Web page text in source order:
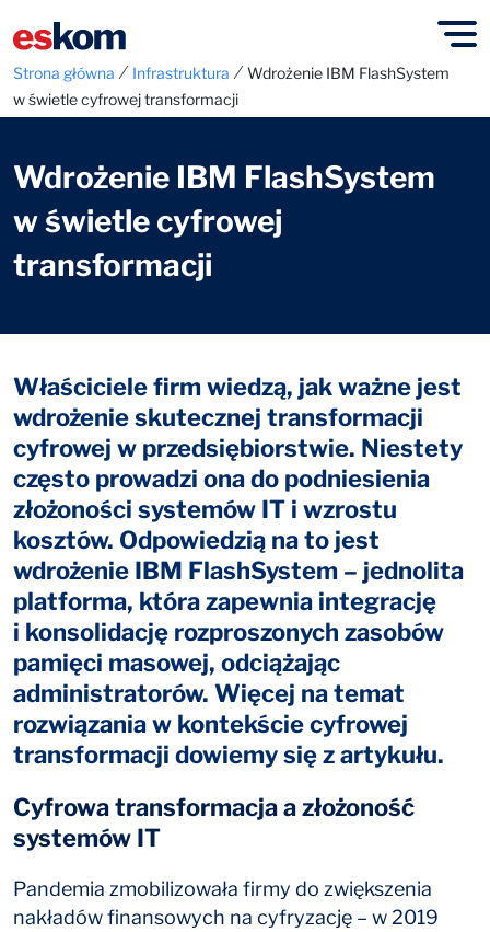
Strona główna ⁄ Infrastruktura ⁄Wdrożenie IBM FlashSystem
w świetle cyfrowej transformacji
Wdrożenie IBM FlashSystem
w świetle cyfrowej
transformacji
Właściciele firm wiedzą, jak ważne jest
wdrożenie skutecznej transformacji
cyfrowej w przedsiębiorstwie. Niestety
często prowadzi ona do podniesienia
złożoności systemów IT i wzrostu
kosztów. Odpowiedzią na to jest
wdrożenie IBM FlashSystem – jednolita
platforma, która zapewnia integrację
i konsolidację rozproszonych zasobów
pamięci masowej, odciążając
administratorów. Więcej na temat
rozwiązania w kontekście cyfrowej
transformacji dowiemy się z artykułu.
Cyfrowa transformacja a złożoność
systemów IT
Pandemia zmobilizowała firmy do zwiększenia
nakładów finansowych na cyfryzację – w 2019